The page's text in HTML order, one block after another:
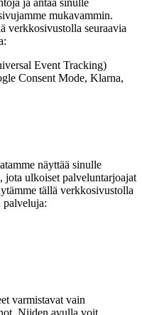
ja antaa sinulle
mukavammin.
verkkosivustolla seuraavia
Event Tracking)
Consent Mode, Klarna,
näyttää sinulle
jota ulkoiset palveluntarjoajat
tällä verkkosivustolla
palveluja:
varmistavat vain
Niiden avulla voit